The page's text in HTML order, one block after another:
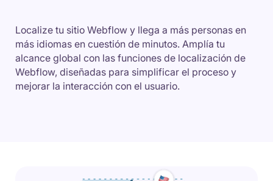
Localize tu sitio Webflow y llega a más personas en
más idiomas en cuestión de minutos. Amplía tu
alcance global con las funciones de localización de
Webflow, diseñadas para simplificar el proceso y
mejorar la interacción con el usuario.